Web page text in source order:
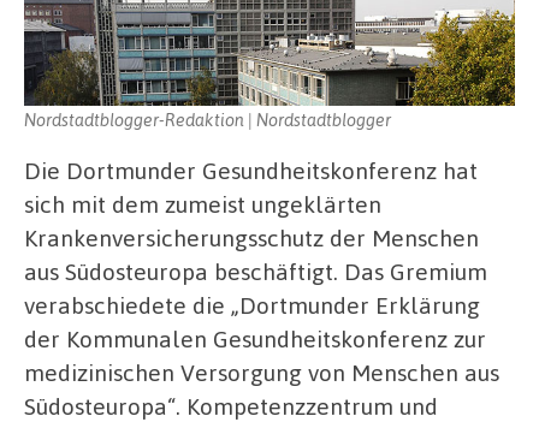
Nordstadtblogger-Redaktion | Nordstadtblogger
Die Dortmunder Gesundheitskonferenz hat
sich mit dem zumeist ungeklärten
Krankenversicherungsschutz der Menschen
aus Südosteuropa beschäftigt. Das Gremium
verabschiedete die „Dortmunder Erklärung
der Kommunalen Gesundheitskonferenz zur
medizinischen Versorgung von Menschen aus
Südosteuropa“. Kompetenzzentrum und